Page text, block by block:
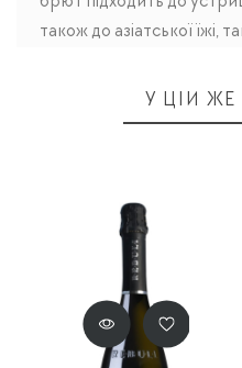
також до азіатської їжі,
У ЦІЙ ЖЕ